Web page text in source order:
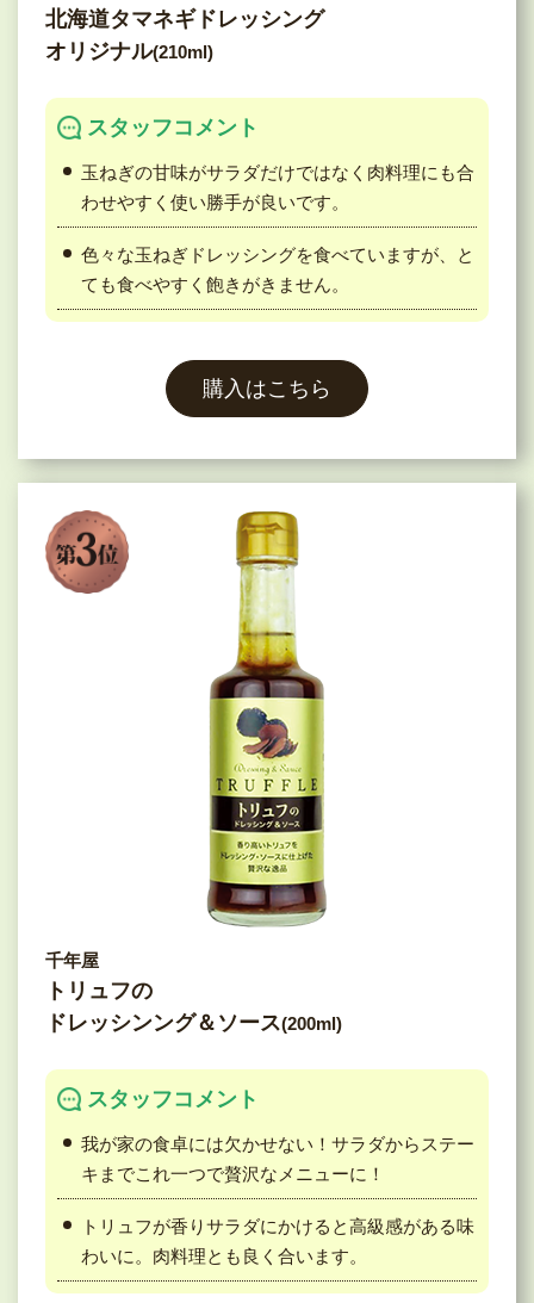
北海道タマネギドレッシング
オリジナル(210ml)
スタッフコメント
玉ねぎの甘味がサラダだけではなく肉料理にも合
わせやすく使い勝手が良いです。
色々な玉ねぎドレッシングを食べていますが、と
ても食べやすく飽きがきません。
購入はこちら
千年屋
トリュフの
ドレッシンング＆ソース(200ml)
スタッフコメント
我が家の食卓には欠かせない！サラダからステー
キまでこれ一つで贅沢なメニューに！
トリュフが香りサラダにかけると高級感がある味
わいに。肉料理とも良く合います。